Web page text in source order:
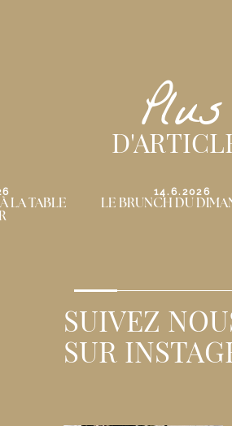
Plus
31.5.2026
FÊTE DES MÈRES :
SUIVEZ
SUR